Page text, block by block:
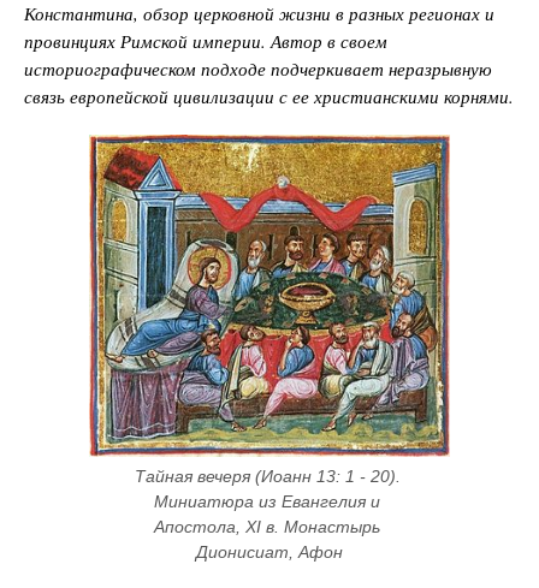
Константина, обзор церковной жизни в разных регионах и
провинциях Римской империи. Автор в своем
историографическом подходе подчеркивает неразрывную
связь европейской цивилизации с ее христианскими корнями.
Тайная вечеря (Иоанн 13: 1 - 20).
Миниатюра из Евангелия и
Апостола, XI в. Монастырь
Дионисиат, Афон